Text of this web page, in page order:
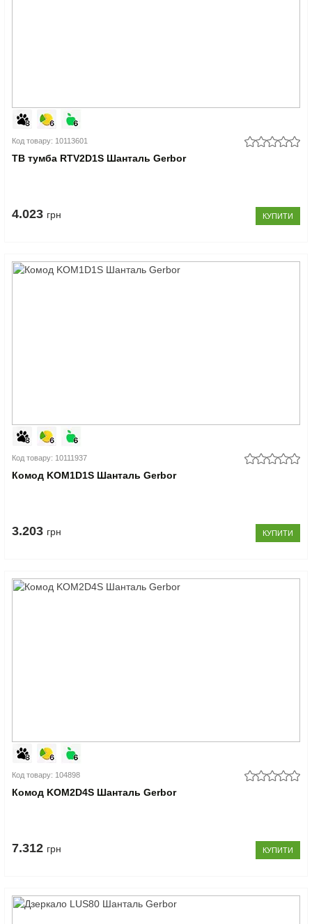
Код товару: 10113601
ТВ тумба RTV2D1S Шанталь Gerbor
4.023 грн КУПИТИ
Код товару: 10111937
Комод KOM1D1S Шанталь Gerbor
3.203 грн КУПИТИ
Код товару: 104898
Комод KOM2D4S Шанталь Gerbor
7.312 грн КУПИТИ